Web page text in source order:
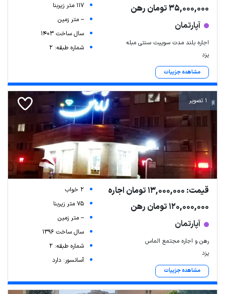
35,000,000 تومان رهن
آپارتمان
اجاره بلند مدت سوییت سنتی مبله
یزد
مشاهده جزییات
117 متر زیربنا
-- متر زمین
سال ساخت 1403
شماره طبقه: 2
1 تصویر
قیمت: 13,000,000 تومان اجاره
120,000,000 تومان رهن
آپارتمان
رهن و اجاره مجتمع الماس
یزد
مشاهده جزییات
2 خواب
75 متر زیربنا
-- متر زمین
سال ساخت 1396
شماره طبقه: 2
آسانسور: دارد